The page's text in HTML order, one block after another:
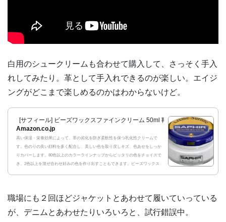
白用のシュークリームも合わせて購入して、さっそく手入
れしてみたり。革として手入れできるのが楽しい。エイジ
ングがどこまで楽しめるのかはわからないけど。
[サフィール] ビーズワックスファインクリーム 50ml 靴磨き 乳化性 シュー
Amazon.co.jp
高い保湿・栄養効果によって、革の劣化を防ぎ柔軟性を保つ乳化性クリームで
す。色のりの良い顔料を多く配合し、美しい色を取り戻しキズ、色あせをしっか
りカバーします。80色以上のカラーラインナップからピッタリの色をチョイスで
き、2色以上を混ぜ合わせ好みの色を作り出すこともできます。ビーズワックス
職場にも２回ほどジャケットとあわせて履いていっている
が、デニムとあわせたりいろいろと、試行錯誤中。